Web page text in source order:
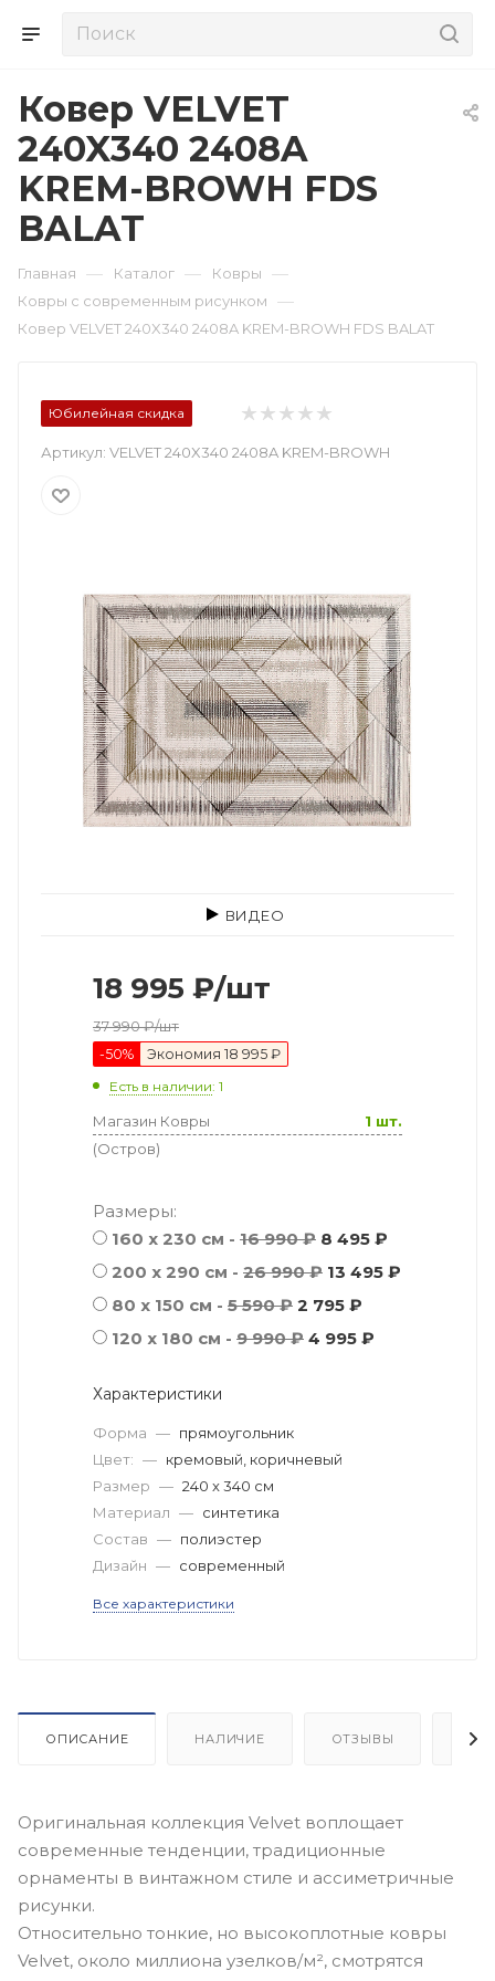
Ковер VELVET
240X340 2408A
KREM-BROWH FDS
BALAT
Главная — Каталог — Ковры —
Ковры с современным рисунком —
Ковер VELVET 240X340 2408A KREM-BROWH FDS BALAT
Юбилейная скидка
Артикул: VELVET 240X340 2408A KREM-BROWH
ВИДЕО
18 995 ₽/шт
37 990₽/шт
-50% Экономия 18 995 ₽
Есть в наличии: 1
Магазин Ковры
(Остров)
1 шт.
Размеры:
160 x 230 см - 16 990 ₽ 8 495 ₽
200 x 290 см - 26 990 ₽ 13 495 ₽
80 x 150 см - 5 590 ₽ 2 795 ₽
120 x 180 см - 9 990 ₽ 4 995 ₽
Характеристики
Форма — прямоугольник
Цвет: — кремовый, коричневый
Размер — 240 x 340 см
Материал — синтетика
Состав — полиэстер
Дизайн — современный
Все характеристики
ОПИСАНИЕ НАЛИЧИЕ ОТЗЫВЫ
Оригинальная коллекция Velvet воплощает
современные тенденции, традиционные
орнаменты в винтажном стиле и ассиметричные
рисунки.
Относительно тонкие, но высокоплотные ковры
Velvet, около миллиона узелков/м², смотрятся